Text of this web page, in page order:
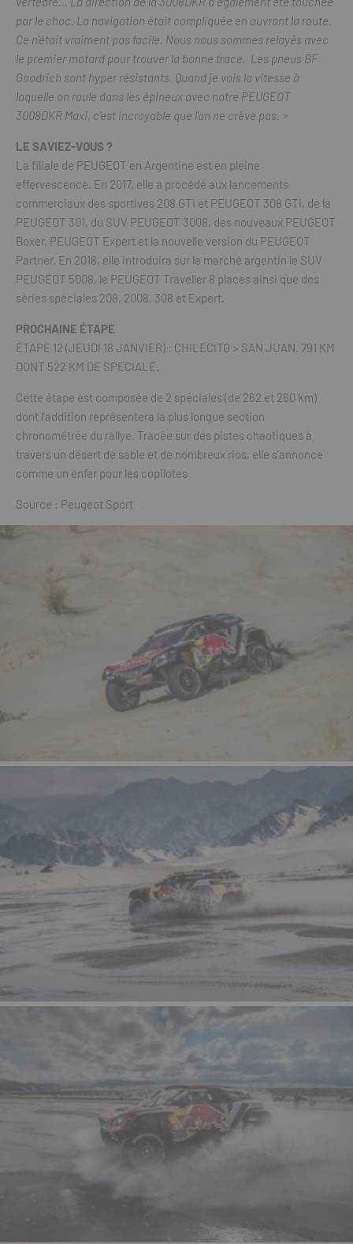
par le choc. La navigation était compliquée en ouvrant la route.
Ce n’était vraiment pas facile. Nous nous sommes relayés avec
le premier motard pour trouver la bonne trace. Les pneus BF
Goodrich sont hyper résistants. Quand je vois la vitesse à
laquelle on roule dans les épineux avec notre PEUGEOT
3008DKR Maxi, c’est incroyable que l’on ne crève pas. »
LE SAVIEZ-VOUS ?
La filiale de PEUGEOT en Argentine est en pleine
effervescence. En 2017, elle a procédé aux lancements
commerciaux des sportives 208 GTi et PEUGEOT 308 GTi, de la
PEUGEOT 301, du SUV PEUGEOT 3008, des nouveaux PEUGEOT
Boxer, PEUGEOT Expert et la nouvelle version du PEUGEOT
Partner. En 2018, elle introduira sur le marché argentin le SUV
PEUGEOT 5008, le PEUGEOT Traveller 8 places ainsi que des
séries spéciales 208, 2008, 308 et Expert.
PROCHAINE ÉTAPE
ÉTAPE 12 (JEUDI 18 JANVIER) : CHILECITO > SAN JUAN. 791 KM
DONT 522 KM DE SPECIALE.
Cette étape est composée de 2 spéciales (de 262 et 260 km)
dont l’addition représentera la plus longue section
chronométrée du rallye. Tracée sur des pistes chaotiques à
travers un désert de sable et de nombreux rios, elle s’annonce
comme un enfer pour les copilotes
Source : Peugeot Sport